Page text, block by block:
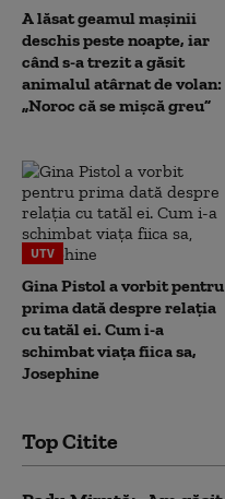
A lăsat geamul mașinii
deschis peste noapte, iar
când s-a trezit a găsit
animalul atârnat de volan:
„Noroc că se mișcă greu”
UTV
Gina Pistol a vorbit pentru
prima dată despre relația
cu tatăl ei. Cum i-a
schimbat viața fiica sa,
Josephine
Top Citite